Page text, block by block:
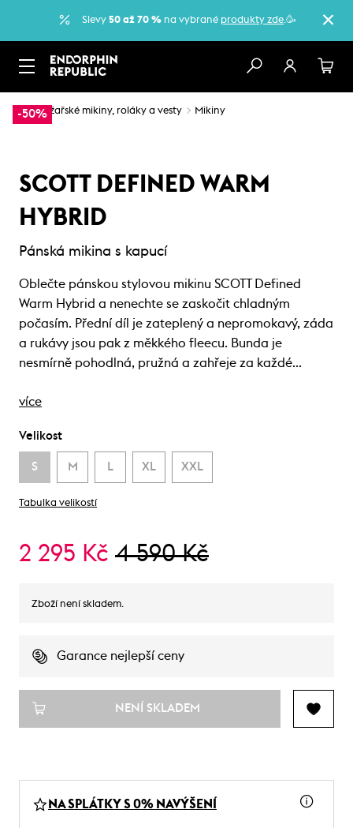
Slevy 50 až 70 % na vybrané produkty zde.🥳
-50%
… Lyžařské mikiny, roláky a vesty Mikiny
SCOTT DEFINED WARM
HYBRID
Pánská mikina s kapucí
Oblečte pánskou stylovou mikinu SCOTT Defined
Warm Hybrid a nenechte se zaskočit chladným
počasím. Přední díl je zateplený a nepromokavý, záda
a rukávy jsou pak z měkkého fleecu. Bunda je
nesmírně pohodlná, pružná a zahřeje za každé…
více
Velikost
S M L XL XXL
Tabulka velikostí
2 295 Kč 4 590 Kč
Zboží není skladem.
Garance nejlepší ceny
NENÍ SKLADEM
NA SPLÁTKY S 0% NAVÝŠENÍ